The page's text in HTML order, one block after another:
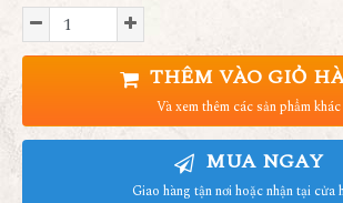
THÊM VÀO GIỎ
Và xem thêm các sản phẩm khác
MUA NGAY
Giao hàng tận nơi hoặc nhận tại cửa